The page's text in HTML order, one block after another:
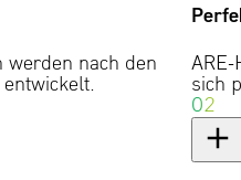
werden nach den
sich
02